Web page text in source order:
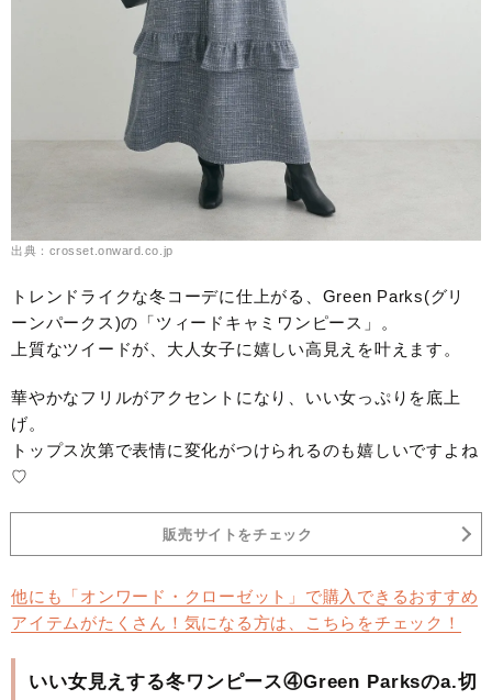
出典：crosset.onward.co.jp
トレンドライクな冬コーデに仕上がる、Green Parks(グリ
ーンパークス)の「ツィードキャミワンピース」。
上質なツイードが、大人女子に嬉しい高見えを叶えます。
華やかなフリルがアクセントになり、いい女っぷりを底上
げ。
トップス次第で表情に変化がつけられるのも嬉しいですよね
♡
販売サイトをチェック
他にも「オンワード・クローゼット」で購入できるおすすめ
アイテムがたくさん！気になる方は、こちらをチェック！
いい女見えする冬ワンピース④Green Parksのa.切